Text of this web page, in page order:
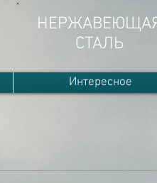
СТАЛЬ
Интересное